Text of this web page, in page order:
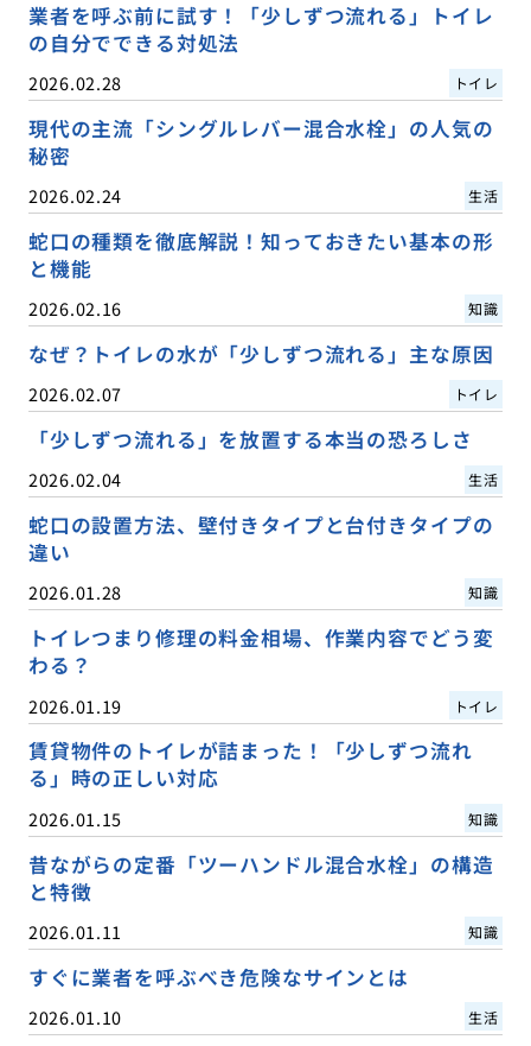
業者を呼ぶ前に試す！「少しずつ流れる」トイレ
の自分でできる対処法
2026.02.28 トイレ
現代の主流「シングルレバー混合水栓」の人気の
秘密
2026.02.24 生活
蛇口の種類を徹底解説！知っておきたい基本の形
と機能
2026.02.16 知識
なぜ？トイレの水が「少しずつ流れる」主な原因
2026.02.07 トイレ
「少しずつ流れる」を放置する本当の恐ろしさ
2026.02.04 生活
蛇口の設置方法、壁付きタイプと台付きタイプの
違い
2026.01.28 知識
トイレつまり修理の料金相場、作業内容でどう変
わる？
2026.01.19 トイレ
賃貸物件のトイレが詰まった！「少しずつ流れ
る」時の正しい対応
2026.01.15 知識
昔ながらの定番「ツーハンドル混合水栓」の構造
と特徴
2026.01.11 知識
すぐに業者を呼ぶべき危険なサインとは
2026.01.10 生活